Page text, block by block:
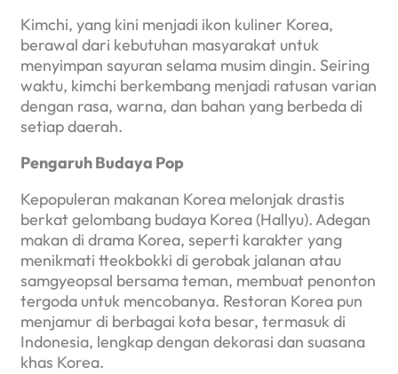
Kimchi, yang kini menjadi ikon kuliner Korea,
berawal dari kebutuhan masyarakat untuk
menyimpan sayuran selama musim dingin. Seiring
waktu, kimchi berkembang menjadi ratusan varian
dengan rasa, warna, dan bahan yang berbeda di
setiap daerah.
Pengaruh Budaya Pop
Kepopuleran makanan Korea melonjak drastis
berkat gelombang budaya Korea (Hallyu). Adegan
makan di drama Korea, seperti karakter yang
menikmati tteokbokki di gerobak jalanan atau
samgyeopsal bersama teman, membuat penonton
tergoda untuk mencobanya. Restoran Korea pun
menjamur di berbagai kota besar, termasuk di
Indonesia, lengkap dengan dekorasi dan suasana
khas Korea.